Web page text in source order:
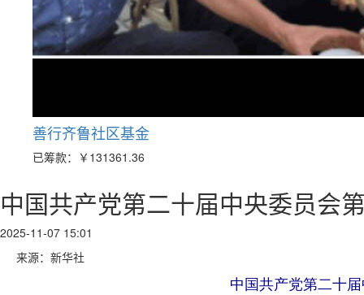
善行齐鲁社区基金
已筹款： ￥131361.36
中国共产党第二十届中央委员会
2025-11-07 15:01
来源：新华社
中国共产党第二十